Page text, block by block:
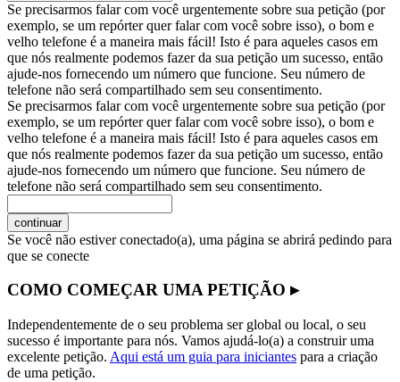
Se precisarmos falar com você urgentemente sobre sua petição (por
exemplo, se um repórter quer falar com você sobre isso), o bom e
velho telefone é a maneira mais fácil! Isto é para aqueles casos em
que nós realmente podemos fazer da sua petição um sucesso, então
ajude-nos fornecendo um número que funcione. Seu número de
telefone não será compartilhado sem seu consentimento.
Se precisarmos falar com você urgentemente sobre sua petição (por
exemplo, se um repórter quer falar com você sobre isso), o bom e
velho telefone é a maneira mais fácil! Isto é para aqueles casos em
que nós realmente podemos fazer da sua petição um sucesso, então
ajude-nos fornecendo um número que funcione. Seu número de
telefone não será compartilhado sem seu consentimento.
continuar
Se você não estiver conectado(a), uma página se abrirá pedindo para
que se conecte
COMO COMEÇAR UMA PETIÇÃO ▸
Independentemente de o seu problema ser global ou local, o seu
sucesso é importante para nós. Vamos ajudá-lo(a) a construir uma
excelente petição. Aqui está um guia para iniciantes para a criação
de uma petição.